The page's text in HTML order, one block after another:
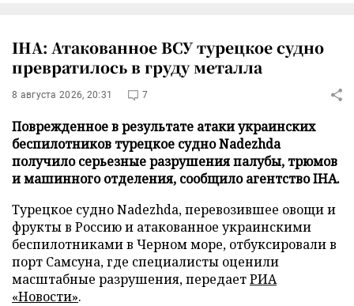
IHA: Атакованное ВСУ турецкое судно
превратилось в груду металла
8 августа 2026, 20:31 7
Поврежденное в результате атаки украинских
беспилотников турецкое судно Nadezhda
получило серьезные разрушения палубы, трюмов
и машинного отделения, сообщило агентство IHA.
Турецкое судно Nadezhda, перевозившее овощи и
фрукты в Россию и атакованное украинскими
беспилотниками в Черном море, отбуксировали в
порт Самсуна, где специалисты оценили
масштабные разрушения, передаетРИА
«Новости».